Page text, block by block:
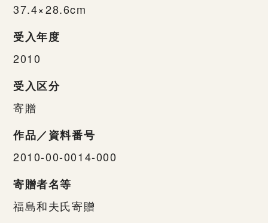
37.4×28.6cm
受入年度
2010
受入区分
寄贈
作品／資料番号
2010-00-0014-000
寄贈者名等
福島和夫氏寄贈